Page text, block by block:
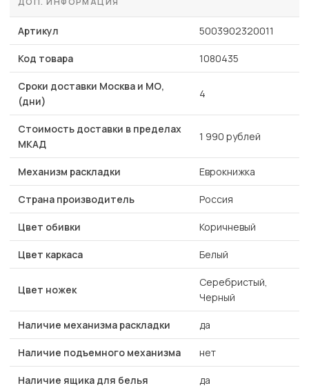
Артикул 5003902320011
Код товара 1080435
Сроки доставки Москва и МО,
(дни)
4
Стоимость доставки в пределах
МКАД
1 990 рублей
Механизм раскладки Еврокнижка
Страна производитель Россия
Цвет обивки Коричневый
Цвет каркаса Белый
Цвет ножек
Серебристый,
Черный
Наличие механизма раскладки да
Наличие подъемного механизма нет
Наличие ящика для белья да